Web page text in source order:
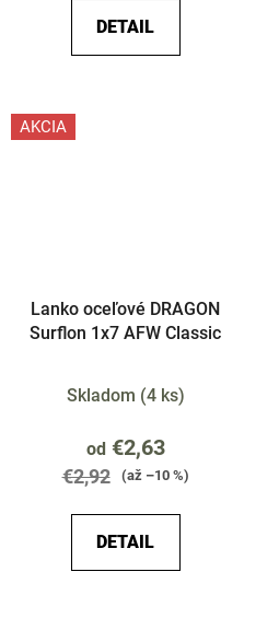
DETAIL
AKCIA
Lanko oceľové DRAGON
Surflon 1x7 AFW Classic
Skladom (4 ks)
od€2,63
€2,92 (až –10 %)
DETAIL